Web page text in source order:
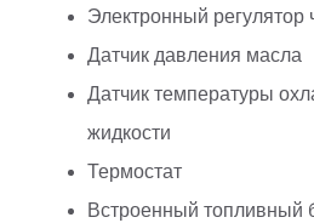
Электронный
Датчик давления масла
Датчик температуры
жидкости
Термостат
Встроенный топливный